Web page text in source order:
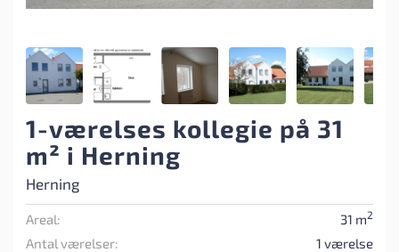
1-værelses kollegie på 31
m² i Herning
Herning
Areal: 31 m2
Antal værelser:
1 værelse